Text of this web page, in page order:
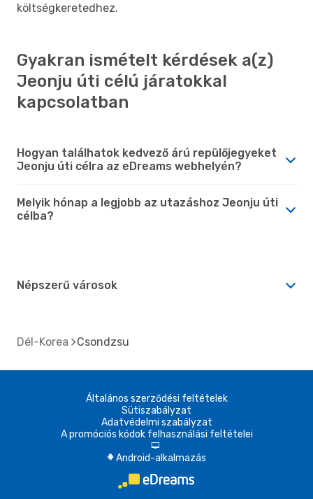
költségkeretedhez.
Gyakran ismételt kérdések a(z)
Jeonju úti célú járatokkal
kapcsolatban
Hogyan találhatok kedvező árú repülőjegyeket
Jeonju úti célra az eDreams webhelyén?
Melyik hónap a legjobb az utazáshoz Jeonju úti
célba?
Népszerű városok
Dél-Korea Csondzsu
Általános szerződési feltételek
Sütiszabályzat
Adatvédelmi szabályzat
A promóciós kódok felhasználási feltételei
d
A Android-alkalmazás